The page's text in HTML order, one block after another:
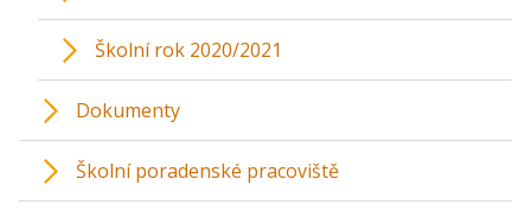
Školní rok 2020/2021
Dokumenty
Školní poradenské pracoviště